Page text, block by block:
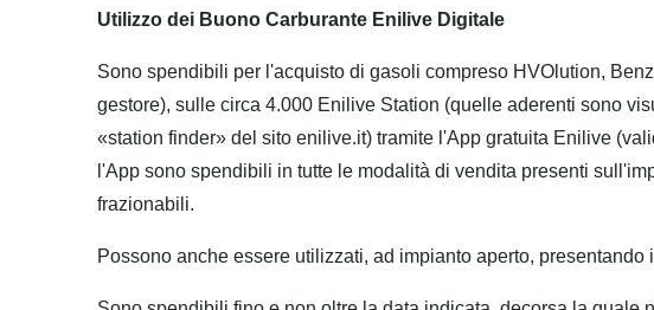
Utilizzo dei Buono Carburante Enilive Digitale
Sono spendibili per l'acquisto di gasoli compreso HVOlution,
gestore), sulle circa 4.000 Enilive Station (quelle aderenti sono
«station finder» del sito enilive.it) tramite l'App gratuita Enilive
l'App sono spendibili in tutte le modalità di vendita presenti
frazionabili.
Possono anche essere utilizzati, ad impianto aperto, presentando